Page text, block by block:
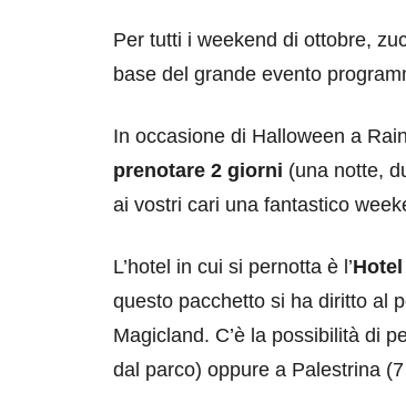
Per tutti i weekend di ottobre,
base del grande evento
In occasione di Halloween a
prenotare 2 giorni (una notte,
ai vostri cari una fantastico
L’hotel in cui si pernotta è l’
questo pacchetto si ha diritto al
Magicland. C’è la possibilità di
dal parco) oppure a Palestrina